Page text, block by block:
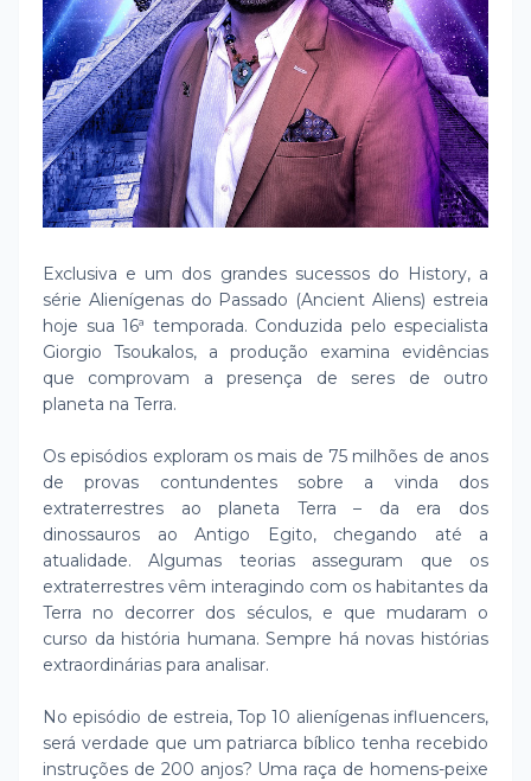
Exclusiva e um dos grandes sucessos do History, a
série Alienígenas do Passado (Ancient Aliens) estreia
hoje sua 16ª temporada. Conduzida pelo especialista
Giorgio Tsoukalos, a produção examina evidências
que comprovam a presença de seres de outro
planeta na Terra.
Os episódios exploram os mais de 75 milhões de anos
de provas contundentes sobre a vinda dos
extraterrestres ao planeta Terra – da era dos
dinossauros ao Antigo Egito, chegando até a
atualidade. Algumas teorias asseguram que os
extraterrestres vêm interagindo com os habitantes da
Terra no decorrer dos séculos, e que mudaram o
curso da história humana. Sempre há novas histórias
extraordinárias para analisar.
No episódio de estreia, Top 10 alienígenas influencers,
será verdade que um patriarca bíblico tenha recebido
instruções de 200 anjos? Uma raça de homens-peixe